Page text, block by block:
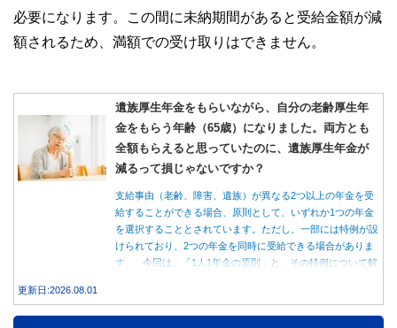
必要になります。この間に未納期間があると受給金額が減
額されるため、満額での受け取りはできません。
遺族厚生年金をもらいながら、自分の老齢厚生年
金をもらう年齢（65歳）になりました。両方とも
全額もらえると思っていたのに、遺族厚生年金が
減るって損じゃないですか？
支給事由（老齢、障害、遺族）が異なる2つ以上の年金を受
給することができる場合、原則として、いずれか1つの年金
を選択することとされています。ただし、一部には特例が設
けられており、2つの年金を同時に受給できる場合がありま
す。 今回は、「1人1年金の原則」と、その特例について解
更新日:2026.08.01